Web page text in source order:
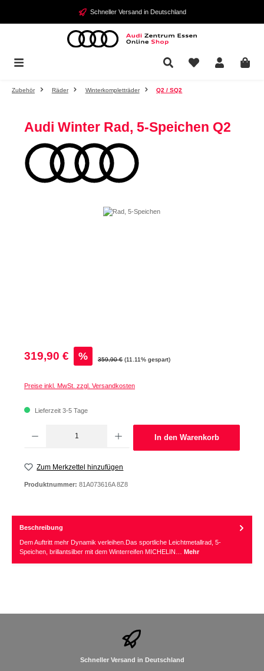
Zum Hauptinhalt springen Schneller Versand in Deutschland
Zubehör Räder Winterkompletträder Q2 / SQ2
Audi Winter Rad, 5-Speichen Q2
Verkaufspreis:
319,90 € % Regulärer Preis:
359,90 € (11.11% gespart)
Preise inkl. MwSt. zzgl. Versandkosten
Lieferzeit 3-5 Tage
In den Warenkorb
Zum Merkzettel hinzufügen
Produktnummer: 81A073616A 8Z8
Beschreibung
Dem Auftritt mehr Dynamik verleihen.Das sportliche Leichtmetallrad, 5-
Speichen, brillantsilber mit dem Winterreifen MICHELIN… Mehr
Schneller Versand in Deutschland